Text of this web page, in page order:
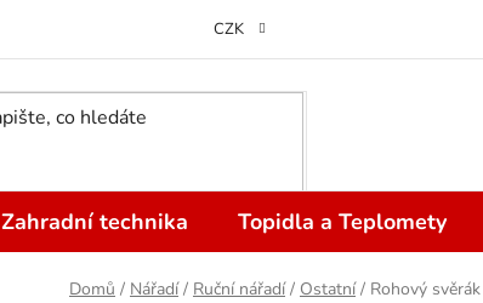
Odstoupení od kupní smlouvy do 14 dní
CZK
Zahradní technika Topidla a Teplomety
Domů / Nářadí / Ruční nářadí / Ostatní / Rohový